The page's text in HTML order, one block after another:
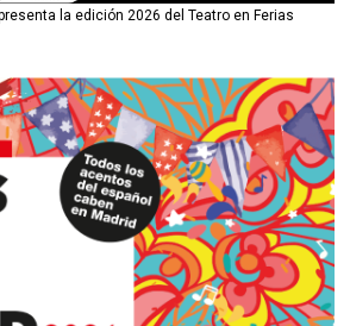
la edición 2026 del Teatro en Ferias